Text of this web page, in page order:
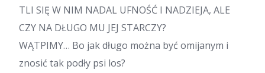
TLI SIĘ W NIM NADAL UFNOŚĆ I NADZIEJA, ALE
CZY NA DŁUGO MU JEJ STARCZY?
WĄTPIMY… Bo jak długo można być omijanym i
znosić tak podły psi los?